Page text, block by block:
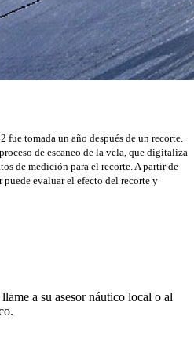
fue tomada un año después de un recorte.
de escaneo de la vela, que digitaliza
de medición para el recorte. A partir de
puede evaluar el efecto del recorte y
a su asesor náutico local o al